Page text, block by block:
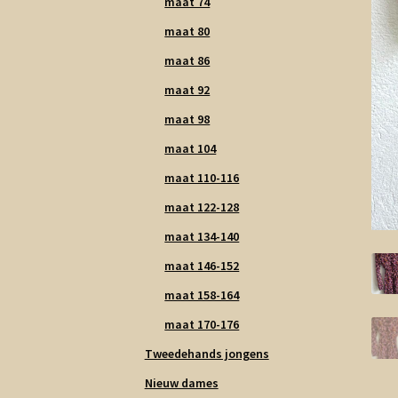
maat 80
maat 86
maat 92
maat 98
maat 104
maat 110-116
maat 122-128
maat 134-140
maat 146-152
maat 158-164
maat 170-176
Tweedehands jongens
Nieuw dames